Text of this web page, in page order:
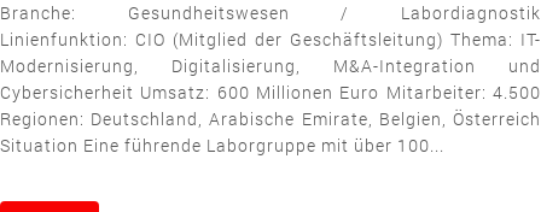
Branche: Gesundheitswesen / Labordiagnostik
Linienfunktion: CIO (Mitglied der Geschäftsleitung) Thema: IT-
Modernisierung, Digitalisierung, M&A-Integration und
Cybersicherheit Umsatz: 600 Millionen Euro Mitarbeiter: 4.500
Regionen: Deutschland, Arabische Emirate, Belgien, Österreich
Situation Eine führende Laborgruppe mit über 100...